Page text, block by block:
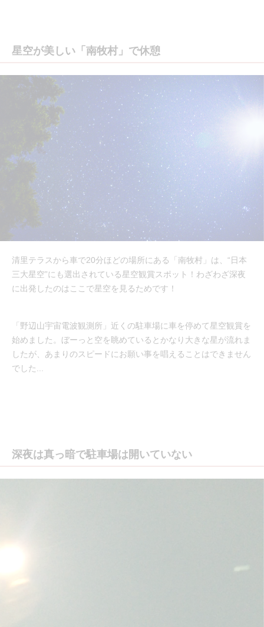
星空が美しい「南牧村」で休憩
清里テラスから車で20分ほどの場所にある「南牧村」は、“日本
三大星空”にも選出されている星空観賞スポット！わざわざ深夜
に出発したのはここで星空を見るためです！
「野辺山宇宙電波観測所」近くの駐車場に車を停めて星空観賞を
始めました。ぼーっと空を眺めているとかなり大きな星が流れま
したが、あまりのスピードにお願い事を唱えることはできません
でした...
深夜は真っ暗で駐車場は開いていない